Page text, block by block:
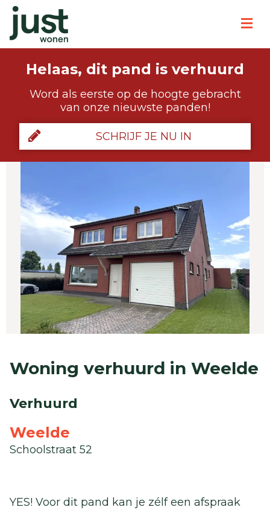
Helaas, dit pand is verhuurd
Word als eerste op de hoogte gebracht
van onze nieuwste panden!
SCHRIJF JE NU IN
Woning verhuurd in Weelde
Verhuurd
Weelde
Schoolstraat 52
YES! Voor dit pand kan je zélf een afspraak